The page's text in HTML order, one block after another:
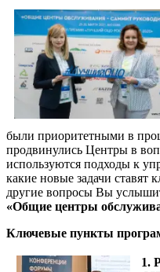
были приоритетными в
продвинулись Центры в
используются подходы к
какие новые задачи ставят
другие вопросы Вы
«Общие центры
Ключевые пункты
1.